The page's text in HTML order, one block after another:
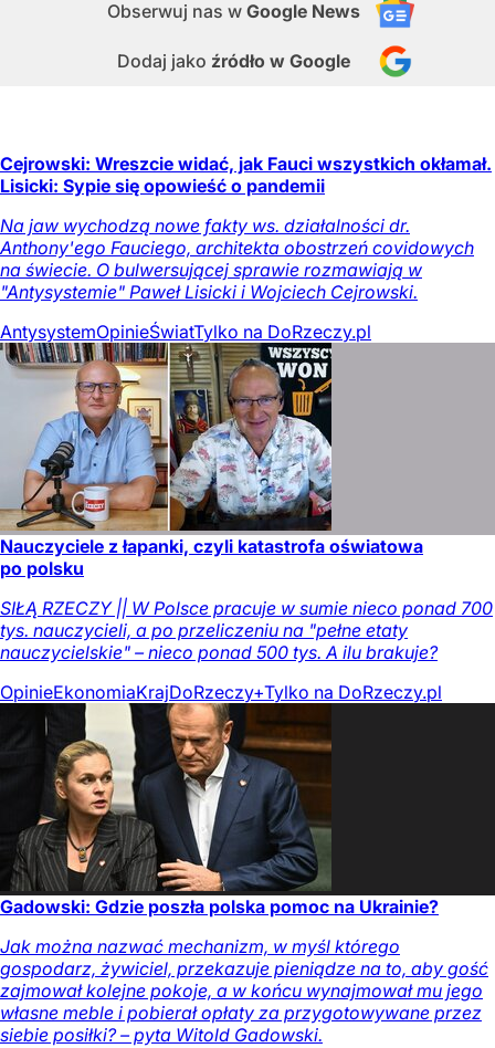
Obserwuj nas w Google News
Dodaj jako źródło w Google
Cejrowski: Wreszcie widać, jak Fauci wszystkich okłamał.
Lisicki: Sypie się opowieść o pandemii
Na jaw wychodzą nowe fakty ws. działalności dr.
Anthony'ego Fauciego, architekta obostrzeń covidowych
na świecie. O bulwersującej sprawie rozmawiają w
"Antysystemie" Paweł Lisicki i Wojciech Cejrowski.
AntysystemOpinieŚwiatTylko na DoRzeczy.pl
Nauczyciele z łapanki, czyli katastrofa oświatowa
po polsku
SIŁĄ RZECZY || W Polsce pracuje w sumie nieco ponad 700
tys. nauczycieli, a po przeliczeniu na "pełne etaty
nauczycielskie" – nieco ponad 500 tys. A ilu brakuje?
OpinieEkonomiaKrajDoRzeczy+Tylko na DoRzeczy.pl
Gadowski: Gdzie poszła polska pomoc na Ukrainie?
Jak można nazwać mechanizm, w myśl którego
gospodarz, żywiciel, przekazuje pieniądze na to, aby gość
zajmował kolejne pokoje, a w końcu wynajmował mu jego
własne meble i pobierał opłaty za przygotowywane przez
siebie posiłki? – pyta Witold Gadowski.